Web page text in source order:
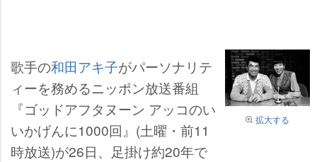
拡大する
歌手の和田アキ子がパーソナリテ
ィーを務めるニッポン放送番組
『ゴッドアフタヌーン アッコのい
いかげんに1000回』(土曜・前11
時放送)が26日、足掛け約20年で